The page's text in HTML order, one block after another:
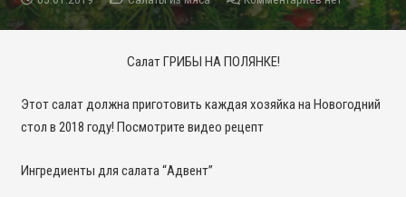
Салат ГРИБЫ НА ПОЛЯНКЕ!
Этот салат должна приготовить каждая хозяйка на Новогодний
стол в 2018 году! Посмотрите видео рецепт
Ингредиенты для салата “Адвент”